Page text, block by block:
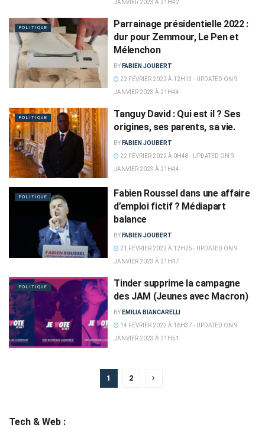
JANVIER 2023 À 21H42
POLITIQUE
Parrainage présidentielle 2022 :
dur pour Zemmour, Le Pen et
Mélenchon
BY FABIEN JOUBERT
22 FÉVRIER 2022 À 12H13 - UPDATED ON 9
JANVIER 2023 À 21H44
POLITIQUE
Tanguy David : Qui est il ? Ses
origines, ses parents, sa vie.
BY FABIEN JOUBERT
22 FÉVRIER 2022 À 0H48 - UPDATED ON 9
JANVIER 2023 À 21H44
POLITIQUE
Fabien Roussel dans une affaire
d’emploi fictif ? Médiapart
balance
BY FABIEN JOUBERT
21 FÉVRIER 2022 À 12H25 - UPDATED ON 9
JANVIER 2023 À 21H47
POLITIQUE
Tinder supprime la campagne
des JAM (Jeunes avec Macron)
BY EMILIA BIANCARELLI
14 FÉVRIER 2022 À 16H37 - UPDATED ON 9
JANVIER 2023 À 21H51
1 2
Tech & Web :